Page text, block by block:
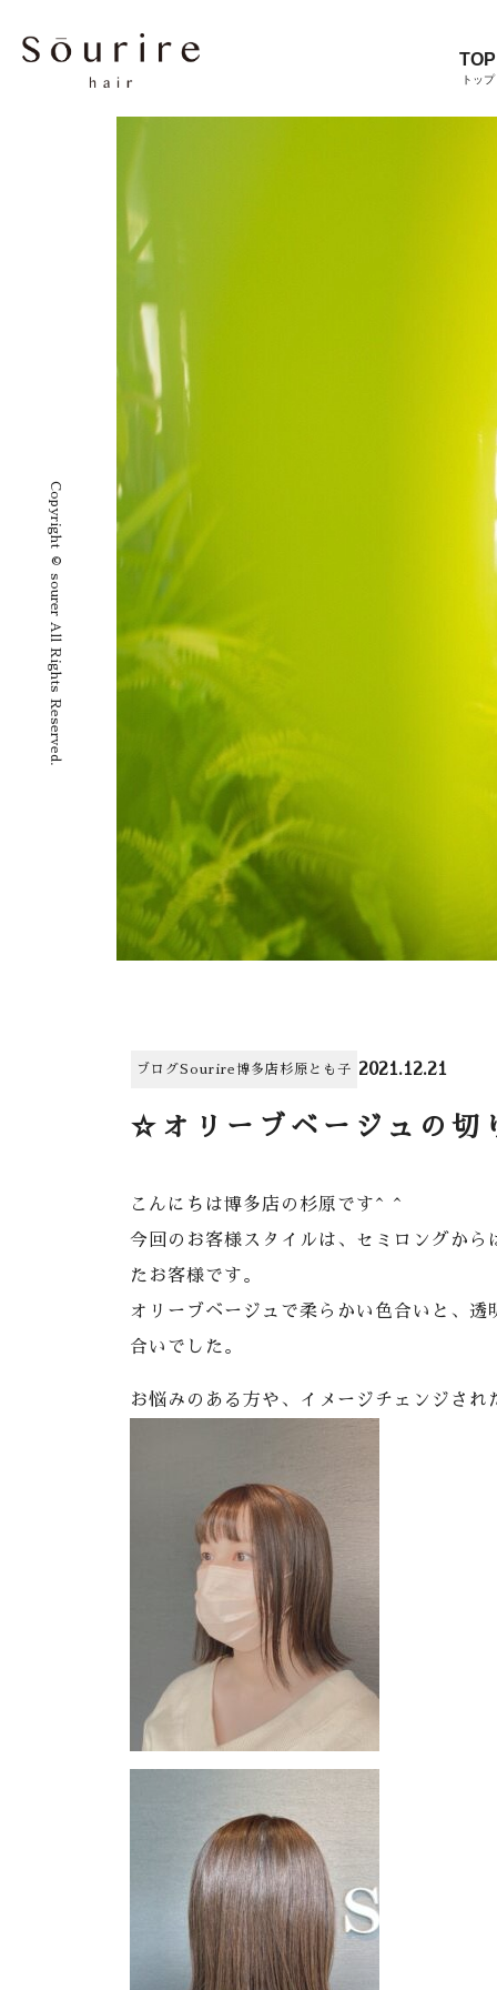
TOP
トップ
Copyright © sourer All Rights Reserved.
ブログSourire博多店 杉原とも子 2021.12.21
☆オリーブベージュの
こんにちは博多店の杉原です^ ^
今回のお客様スタイルは、セミロングか
たお客様です。
オリーブベージュで柔らかい色合いと、
合いでした。
お悩みのある方や、イメージチェンジさ